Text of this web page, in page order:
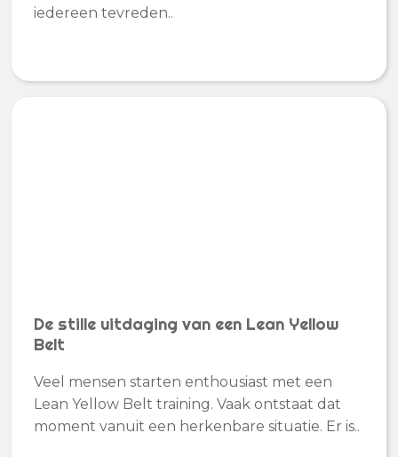
iedereen tevreden..
De stille uitdaging van een Lean Yellow
Belt
Veel mensen starten enthousiast met een
Lean Yellow Belt training. Vaak ontstaat dat
moment vanuit een herkenbare situatie. Er is..